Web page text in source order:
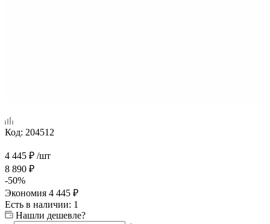
Код: 204512
4 445 ₽ /шт
8 890 ₽
-50%
Экономия 4 445 ₽
Есть в наличии: 1
Нашли дешевле?